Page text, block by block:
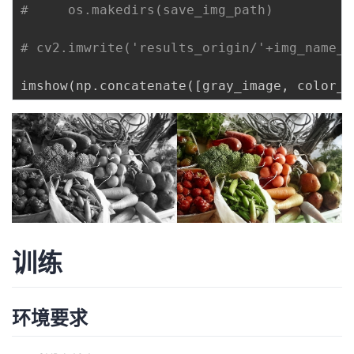
#     os.makedirs(save_img_path)
# cv2.imwrite('results_origin/
imshow( np . concatenate ( [ gray_image ,
训练
环境要求